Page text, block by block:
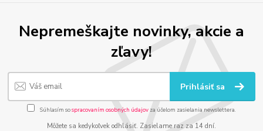
Nepremeškajte novinky, akcie a
zľavy!
Prihlásiť sa
Súhlasím sospracovaním osobných údajov za účelom zasielania newslettera.
Môžete sa kedykoľvek odhlásiť. Zasielame raz za 14 dní.